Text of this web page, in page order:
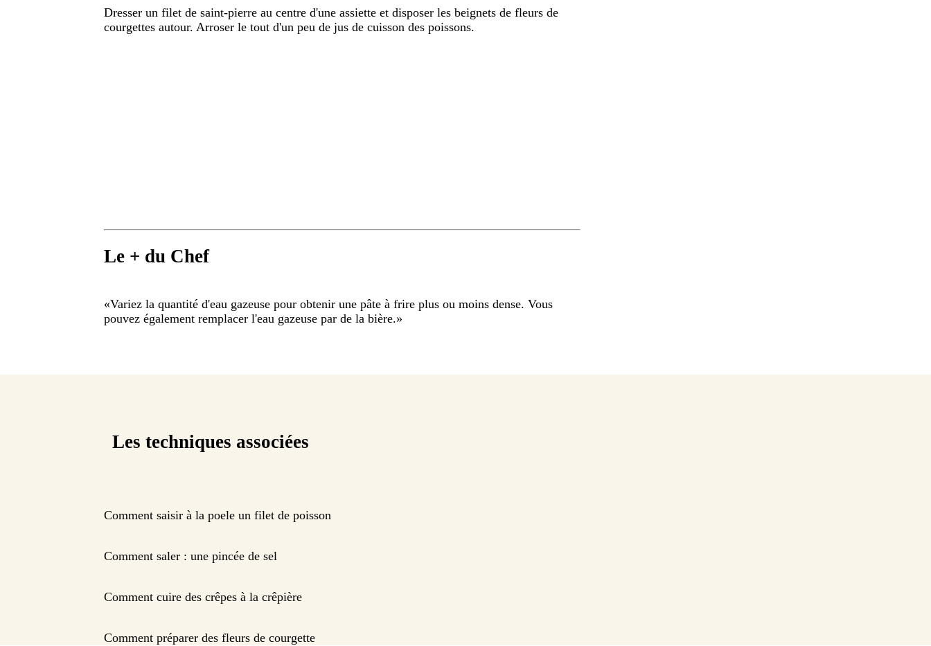
Dresser un filet de saint-pierre au centre d'une assiette et disposer les beignets de fleurs de
courgettes autour. Arroser le tout d'un peu de jus de cuisson des poissons.
Le + du Chef
«Variez la quantité d'eau gazeuse pour obtenir une pâte à frire plus ou moins dense. Vous
pouvez également remplacer l'eau gazeuse par de la bière.»
Les techniques associées
Comment saisir à la poele un filet de poisson
Comment saler : une pincée de sel
Comment cuire des crêpes à la crêpière
Comment préparer des fleurs de courgette